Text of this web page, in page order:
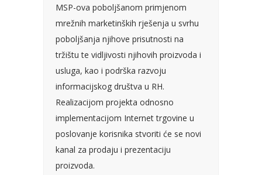
MSP-ova poboljšanom primjenom
mrežnih marketinških rješenja u svrhu
poboljšanja njihove prisutnosti na
tržištu te vidljivosti njihovih proizvoda i
usluga, kao i podrška razvoju
informacijskog društva u RH.
Realizacijom projekta odnosno
implementacijom Internet trgovine u
poslovanje korisnika stvoriti će se novi
kanal za prodaju i prezentaciju
proizvoda.